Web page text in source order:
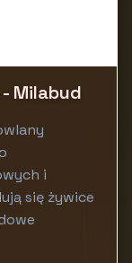
Milabud
i
się żywice